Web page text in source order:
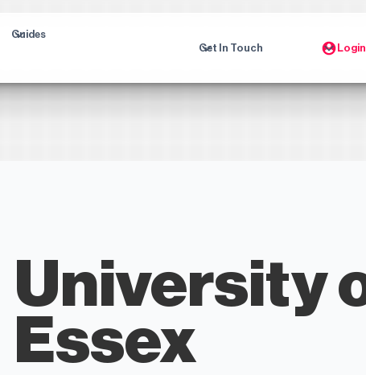
Guides
Get In Touch Login
University
Essex